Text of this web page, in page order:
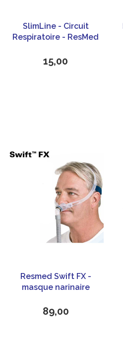
SlimLine - Circuit
Respiratoire - ResMed
15,00
Resmed Swift FX -
masque narinaire
89,00